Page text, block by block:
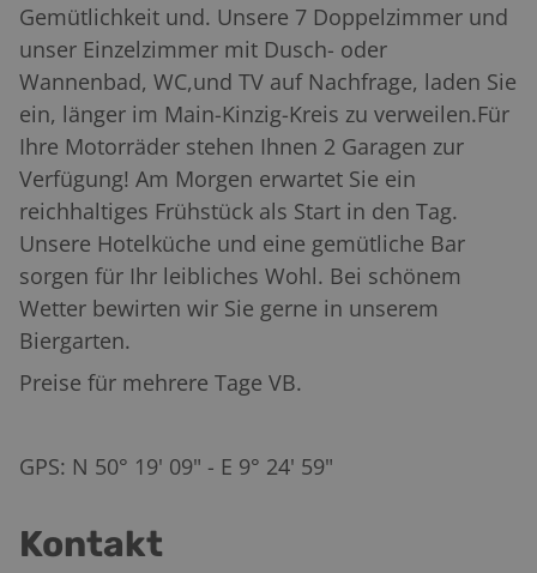
Gemütlichkeit und. Unsere 7 Doppelzimmer und
unser Einzelzimmer mit Dusch- oder
Wannenbad, WC,und TV auf Nachfrage, laden Sie
ein, länger im Main-Kinzig-Kreis zu verweilen.Für
Ihre Motorräder stehen Ihnen 2 Garagen zur
Verfügung! Am Morgen erwartet Sie ein
reichhaltiges Frühstück als Start in den Tag.
Unsere Hotelküche und eine gemütliche Bar
sorgen für Ihr leibliches Wohl. Bei schönem
Wetter bewirten wir Sie gerne in unserem
Biergarten.
Preise für mehrere Tage VB.
GPS: N 50° 19' 09" - E 9° 24' 59"
Kontakt